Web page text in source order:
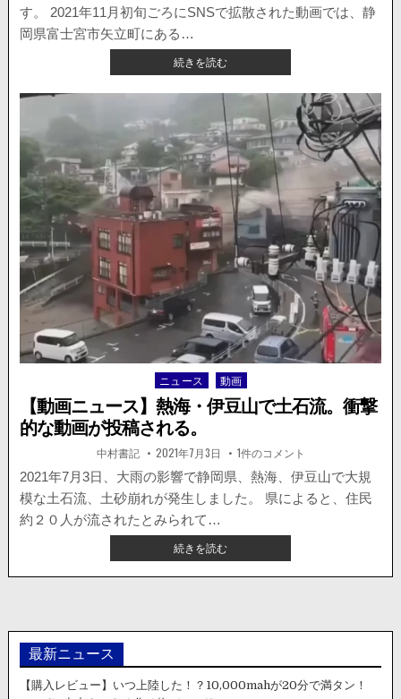
す。 2021年11月初旬ごろにSNSで拡散された動画では、静
岡県富士宮市矢立町にある…
続きを読む【国
内
ニ
ー
ス】
悪
ふ
ざ
け
末
に
か。
業
務
ス
ー
パ
ー
車
が
突
っ
む
Posted
in
ニュース 動画
【動画ニュース】熱海・伊豆山で土石流。衝撃
的な動画が投稿される。
著
者:
中村書記 掲
載
日：
2021年7月3日 【動
画
ュ
ー
ス】
伊
山
土
的
画
投
1件のコメント
2021年7月3日、大雨の影響で静岡県、熱海、伊豆山で大規
模な土石流、土砂崩れが発生しました。 県によると、住民
約２０人が流されたとみられて…
続きを読む【動
画
ニ
ス】
海・
伊
最新ニュース
【購入レビュー】いつ上陸した！？10,000mahが20分で満タン！